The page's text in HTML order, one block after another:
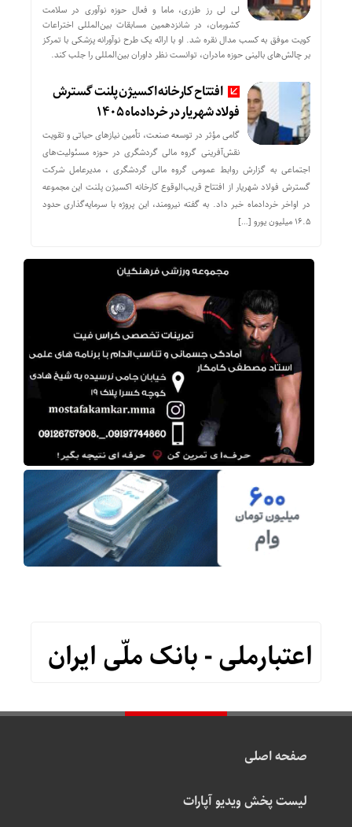
لی لی رز طزری، ماما و فعال حوزه نوآوری در سلامت
کشورمان، در شانزدهمین مسابقات بین‌المللی اختراعات
کویت موفق به کسب مدال نقره شد. او با ارائه یک طرح نوآورانه پزشکی با تمرکز
بر چالش‌های بالینی حوزه مادران، توانست نظر داوران بین‌المللی را جلب کند.
افتتاح کارخانه اکسیژن پلنت گسترش
فولاد شهریار در خردادماه ۱۴۰۵
گامی مؤثر در توسعه صنعت، تأمین نیازهای حیاتی و تقویت
نقش‌آفرینی گروه مالی گردشگری در حوزه مسئولیت‌های
اجتماعی به گزارش روابط عمومی گروه مالی گردشگری ، مدیرعامل شرکت
گسترش فولاد شهریار از افتتاح قریب‌الوقوع کارخانه اکسیژن پلنت این مجموعه
در اواخر خردادماه خبر داد. به گفته نیرومند، این پروژه با سرمایه‌گذاری حدود
۱۶.۵ میلیون یورو […]
اعتبارملی - بانک ملّی ایران
صفحه اصلی
لیست پخش ویدیو آپارات